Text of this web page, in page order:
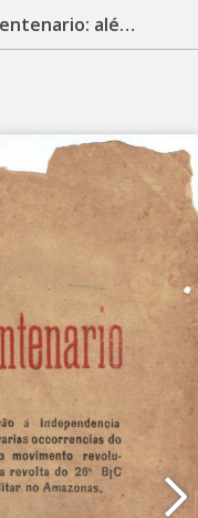
COSTA, Candido. O Livro do centenario: além da consagração á Independencia Politica do Pará, encerra outras occorrencias do corrente anno. [S.l.]: Officinas Graphicas da Typ. Guajarina F. Lopes, 1924. 564 p. il.